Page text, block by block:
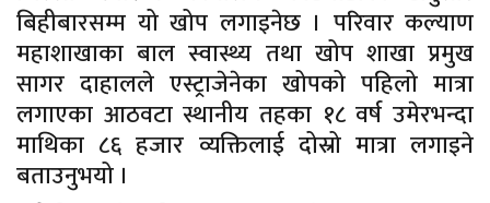
बिहीबारसम्म यो खोप लगाइनेछ । परिवार कल्याण
महाशाखाका बाल स्वास्थ्य तथा खोप शाखा प्रमुख
सागर दाहालले एस्ट्राजेनेका खोपको पहिलो मात्रा
लगाएका आठवटा स्थानीय तहका १८ वर्ष उमेरभन्दा
माथिका ८६ हजार व्यक्तिलाई दोस्रो मात्रा लगाइने
बताउनुभयो ।